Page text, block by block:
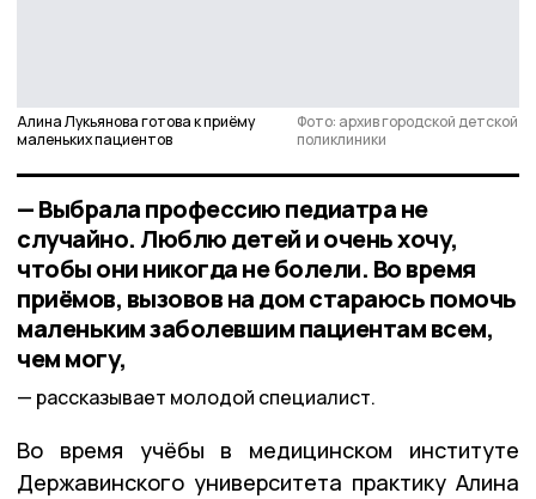
Алина Лукьянова готова к приёму
маленьких пациентов
Фото: архив городской детской
поликлиники
— Выбрала профессию педиатра не
случайно. Люблю детей и очень хочу,
чтобы они никогда не болели. Во время
приёмов, вызовов на дом стараюсь помочь
маленьким заболевшим пациентам всем,
чем могу,
рассказывает молодой специалист.
Во время учёбы в медицинском институте
Державинского университета практику Алина